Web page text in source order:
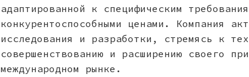
адаптированной к специфическим
конкурентоспособными ценами. Компания
исследования и разработки, стремясь к
совершенствованию и расширению своего
международном рынке.